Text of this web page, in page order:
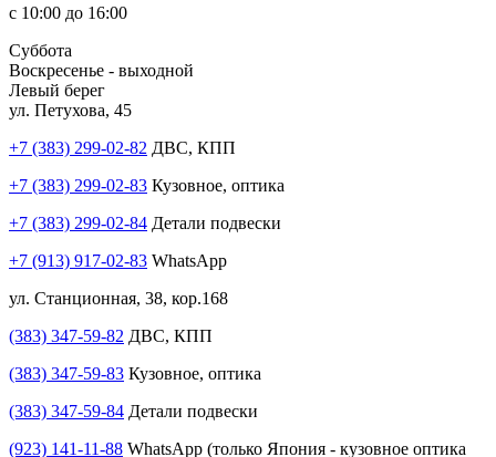
с 10:00 до 16:00
Суббота
Воскресенье - выходной
Левый берег
ул. Петухова, 45
+7 (383) 299-02-82 ДВС, КПП
+7 (383) 299-02-83 Кузовное, оптика
+7 (383) 299-02-84 Детали подвески
+7 (913) 917-02-83 WhatsApp
ул. Станционная, 38, кор.168
(383) 347-59-82 ДВС, КПП
(383) 347-59-83 Кузовное, оптика
(383) 347-59-84 Детали подвески
(923) 141-11-88 WhatsApp (только Япония - кузовное оптика